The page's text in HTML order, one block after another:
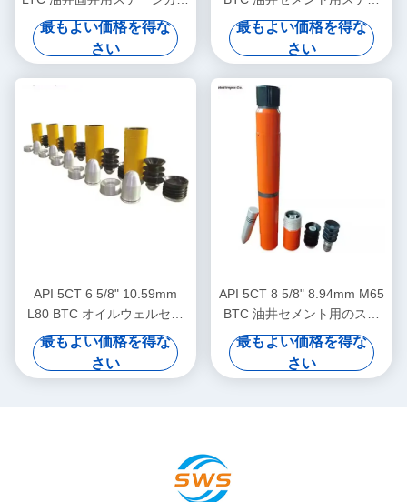
ー
最もよい価格を得な
さい
ジカラー
最もよい価格を得な
さい
API 5CT 6 5/8" 10.59mm
L80 BTC オイルウェルセメ
ンチング用ステージカラー
最もよい価格を得な
さい
API 5CT 8 5/8" 8.94mm M65
BTC 油井セメント用のステ
ージカラー
最もよい価格を得な
さい